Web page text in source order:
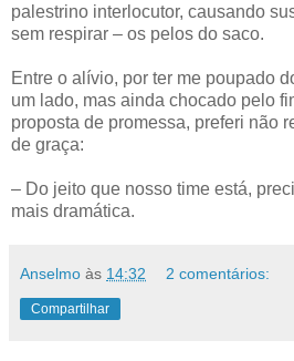
palestrino interlocutor, causando
sem respirar – os pelos do saco.
Entre o alívio, por ter me poupado
um lado, mas ainda chocado pelo
proposta de promessa, preferi não
de graça:
– Do jeito que nosso time está,
mais dramática.
Anselmo às 14:32 2 comentários:
Compartilhar